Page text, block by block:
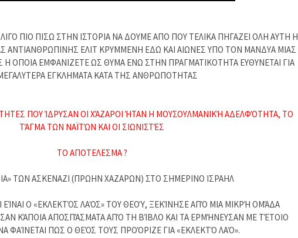
ΠΙΟ ΠΙΣΩ ΣΤΗΝ ΙΣΤΟΡΙΑ ΝΑ ΔΟΥΜΕ ΑΠΟ ΠΟΥ ΤΕΛΙΚΑ ΠΗΓΑΖΕΙ ΟΛΗ ΑΥΤΗ Η
ΑΝΤΙΑΝΘΡΩΠΙΝΗΣ ΕΛΙΤ ΚΡΥΜΜΕΝΗ ΕΔΩ ΚΑΙ ΑΙΩΝΕΣ ΥΠΟ ΤΟΝ ΜΑΝΔΥΑ ΜΙΑΣ
ΟΠΟΙΑ ΕΜΦΑΝΙΖΕΤΕ ΩΣ ΘΥΜΑ ΕΝΩ ΣΤΗΝ ΠΡΑΓΜΑΤΙΚΟΤΗΤΑ ΕΥΘΥΝΕΤΑΙ ΓΙΑ
ΕΓΚΛΗΜΑΤΑ ΚΑΤΑ ΤΗΣ ΑΝΘΡΩΠΟΤΗΤΑΣ
ΠΟΥ ΊΔΡΥΣΑΝ ΟΙ ΧΆΖΑΡΟΙ ΉΤΑΝ Η ΜΟΥΣΟΥΛΜΑΝΙΚΉ ΑΔΕΛΦΌΤΗΤΑ, ΤΟ
ΤΆΓΜΑ ΤΩΝ ΝΑΪΤΏΝ ΚΑΙ ΟΙ ΣΙΩΝΙΣΤΈΣ
ΤΟ ΑΠΟΤΕΛΕΣΜΑ ?
ΤΩΝ ΑΣΚΕΝΑΖΙ (ΠΡΩΗΝ ΧΑΖΑΡΩΝ) ΣΤΟ ΣΗΜΕΡΙΝΟ ΙΣΡΑΗΛ
ΕΊΝΑΙ Ο «ΕΚΛΕΚΤΌΣ ΛΑΌΣ» ΤΟΥ ΘΕΟΎ, ΞΕΚΊΝΗΣΕ ΑΠΌ ΜΙΑ ΜΙΚΡΉ ΟΜΆΔΑ
ΚΆΠΟΙΑ ΑΠΟΣΠΆΣΜΑΤΑ ΑΠΌ ΤΗ ΒΊΒΛΟ ΚΑΙ ΤΑ ΕΡΜΉΝΕΥΣΑΝ ΜΕ ΤΈΤΟΙΟ
ΦΑΊΝΕΤΑΙ ΠΩΣ Ο ΘΕΌΣ ΤΟΥΣ ΠΡΟΌΡΙΖΕ ΓΙΑ «ΕΚΛΕΚΤΌ ΛΑΌ».